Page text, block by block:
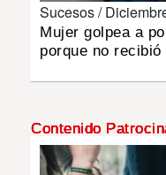
DEPORTES
MUNDO
MULTIMEDIA
Sucesos /
Mujer golpea a
porque no recibió
Contenido